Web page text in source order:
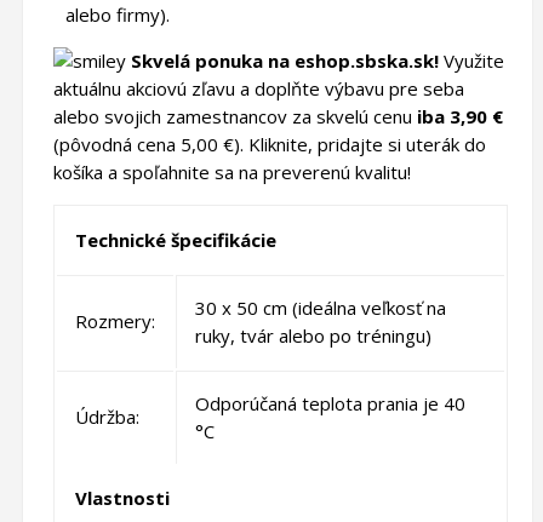
alebo firmy).
Skvelá ponuka na eshop.sbska.sk! Využite
aktuálnu akciovú zľavu a doplňte výbavu pre seba
alebo svojich zamestnancov za skvelú cenu iba 3,90 €
(pôvodná cena 5,00 €). Kliknite, pridajte si uterák do
košíka a spoľahnite sa na preverenú kvalitu!
Technické špecifikácie
Rozmery:
30 x 50 cm (ideálna veľkosť na
ruky, tvár alebo po tréningu)
Údržba:
Odporúčaná teplota prania je 40
°C
Vlastnosti